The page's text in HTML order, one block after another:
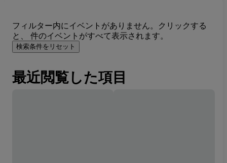
フィルター内にイベントがありません。クリックする
と、 件のイベントがすべて表示されます。
検索条件をリセット
最近閲覧した項目